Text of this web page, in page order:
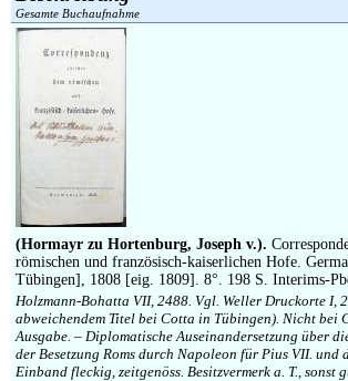
Über uns
Aktuelle Kataloge
Links
Gesamte Buchaufnahme
(Hormayr zu Hortenburg, Joseph v.).
römischen und französisch-kaiserlichen Hofe.
Tübingen], 1808 [eig. 1809]. 8°. 198 S. Interims-
Holzmann-Bohatta VII, 2488. Vgl. Weller Druckorte I,
abweichendem Titel bei Cotta in Tübingen). Nicht bei
Ausgabe. – Diplomatische Auseinandersetzung über
der Besetzung Roms durch Napoleon für Pius VII. und
Einband fleckig, zeitgenöss. Besitzvermerk a. T., sonst